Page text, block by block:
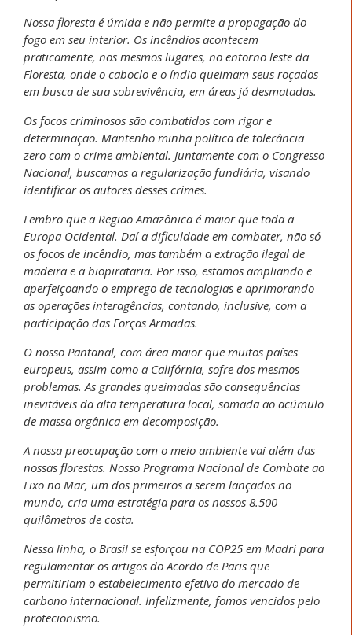
Nossa floresta é úmida e não permite a propagação do
fogo em seu interior. Os incêndios acontecem
praticamente, nos mesmos lugares, no entorno leste da
Floresta, onde o caboclo e o índio queimam seus roçados
em busca de sua sobrevivência, em áreas já desmatadas.
Os focos criminosos são combatidos com rigor e
determinação. Mantenho minha política de tolerância
zero com o crime ambiental. Juntamente com o Congresso
Nacional, buscamos a regularização fundiária, visando
identificar os autores desses crimes.
Lembro que a Região Amazônica é maior que toda a
Europa Ocidental. Daí a dificuldade em combater, não só
os focos de incêndio, mas também a extração ilegal de
madeira e a biopirataria. Por isso, estamos ampliando e
aperfeiçoando o emprego de tecnologias e aprimorando
as operações interagências, contando, inclusive, com a
participação das Forças Armadas.
O nosso Pantanal, com área maior que muitos países
europeus, assim como a Califórnia, sofre dos mesmos
problemas. As grandes queimadas são consequências
inevitáveis da alta temperatura local, somada ao acúmulo
de massa orgânica em decomposição.
A nossa preocupação com o meio ambiente vai além das
nossas florestas. Nosso Programa Nacional de Combate ao
Lixo no Mar, um dos primeiros a serem lançados no
mundo, cria uma estratégia para os nossos 8.500
quilômetros de costa.
Nessa linha, o Brasil se esforçou na COP25 em Madri para
regulamentar os artigos do Acordo de Paris que
permitiriam o estabelecimento efetivo do mercado de
carbono internacional. Infelizmente, fomos vencidos pelo
protecionismo.